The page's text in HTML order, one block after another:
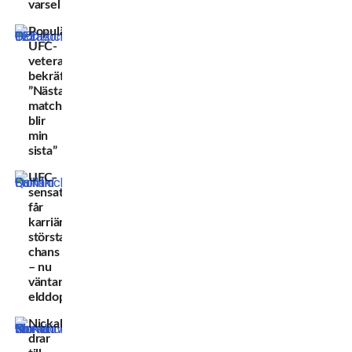
varsel
Populära
UFC-
veteranen
bekräftar:
”Nästa
match
blir
min
sista”
UFC-
sensationen
får
karriärens
största
chans
– nu
väntar
elddopet
Nickal
drar